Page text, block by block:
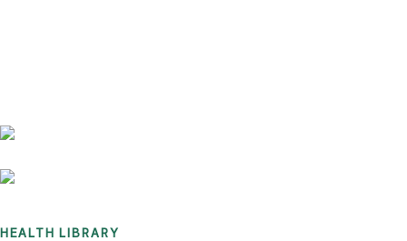
HEALTH LIBRARY